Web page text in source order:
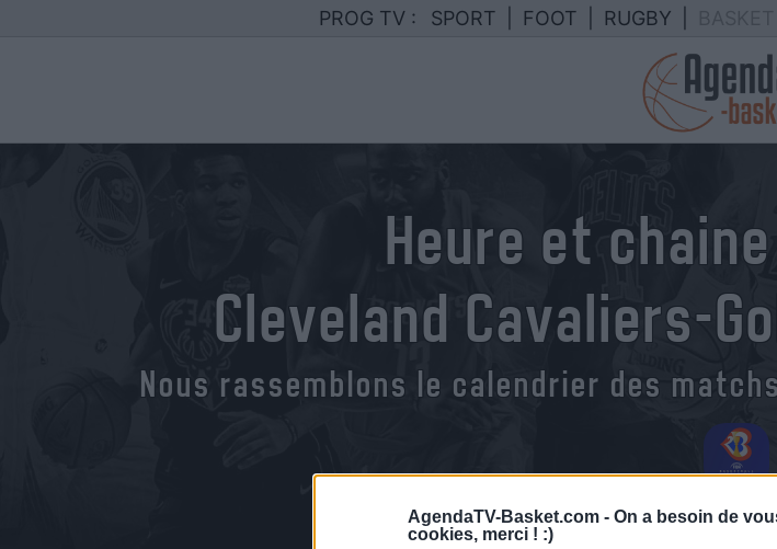
AgendaTV-Basket.com - On a besoin de
cookies, merci ! :)
PROG TV : SPORT FOOT RUGBY
Heure et
Cleveland Cavaliers-
Nous rassemblons le calendrier des